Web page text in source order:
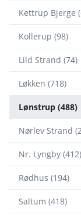
Kettrup Bjerge
Kollerup (98)
Lild Strand (74)
Løkken (718)
Lønstrup (488)
Nørlev Strand
Nr. Lyngby (412)
Rødhus (194)
Saltum (418)